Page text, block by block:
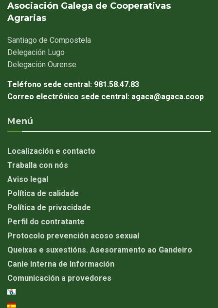
Asociación Galega de Cooperativas
Agrarias
Santiago de Compostela
Delegación Lugo
Delegación Ourense
Teléfono sede central: 981.58.47.83
Correo electrónico sede central: agaca@agaca.coop
Menú
Localización e contacto
Traballa con nós
Aviso legal
Política de calidade
Política de privacidade
Perfil do contratante
Protocolo prevención acoso sexual
Queixas e suxestións. Asesoramento ao Gandeiro
Canle Interna de Información
Comunicación a provedores